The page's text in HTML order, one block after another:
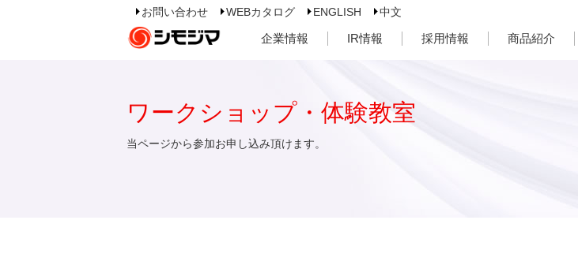
お問い合わせ WEBカタログ ENGLISH 中文
企業情報 IR情報 採用情報 商品紹介
ワークショップ・体験教室
当ページから参加お申し込み頂けます。